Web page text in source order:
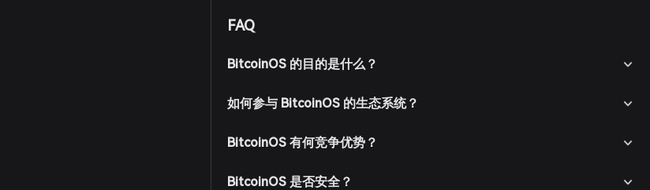
FAQ
BitcoinOS 的目的是什么？
如何参与 BitcoinOS 的生态系统？
BitcoinOS 有何竞争优势？
BitcoinOS 是否安全？